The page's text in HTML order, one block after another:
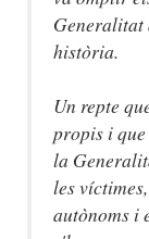
Generalitat
història.
Un repte
propis i
la
les
autònoms i